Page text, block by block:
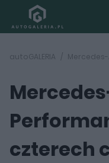
autoGALERIA
czterech